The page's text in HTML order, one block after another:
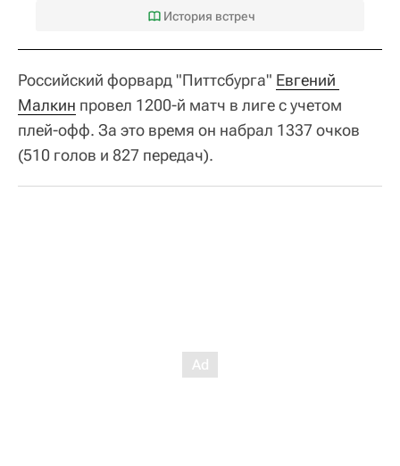
История встреч
Российский форвард "Питтсбурга" Евгений
Малкин провел 1200-й матч в лиге с учетом
плей-офф. За это время он набрал 1337 очков
(510 голов и 827 передач).